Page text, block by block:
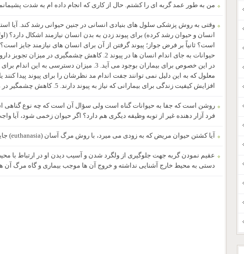
من به طور عمد گربه ای را کشتم. حال از کاری که انجام داده ام به شدت
وقتی به روش پزشکی سلول های بنیادی انسانی در جنین حیوانی رشد کند. آیا
انسان و حیوان رشد کرده) برای پیوند زدن به بدن انسان نیازمند اشکال دارد؟
حیوانات به جای اندام انسان ها در پیوند 2. کاهش
در این خصوص برای بیماران بوجود می آید. 3. میزان
افزایش کیفیت زندگی برای بیمارانی که نیاز به پیوند دارند. 5. کاهش چشمگیر در مبالغ معالجه چه برای کشور و چه برای بیماران.
روشن است که جفا به حیوانات گناه است ولی سؤال آن است که چه نوع گناهی
فرد آزار دهنده غیر از توبه وظیفه‌ دیگری هم دارد؟ اگر حیوان زخمی شود، آیا
آیا کشتن حیوان مریض که به زودی می میرد، با روش مرگ آسان (euthanasia) جایز است.
عقیم نمودن گربه جهت جلوگیری از ولگرد شدن و آسیب دیدن او در ارتباط با
دستی به محیط خارج آشنایی نداشته و خروج آن ها موجب بیماری و گاه مرگ آن